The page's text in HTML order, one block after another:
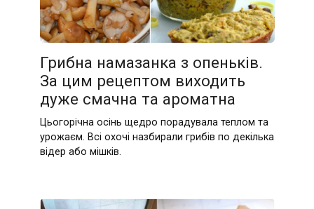
Грибна намазанка з опеньків.
За цим рецептом виходить
дуже смачна та ароматна
Цьогорічна осінь щедро порадувала теплом та
урожаєм. Всі охочі назбирали грибів по декілька
відер або мішків.